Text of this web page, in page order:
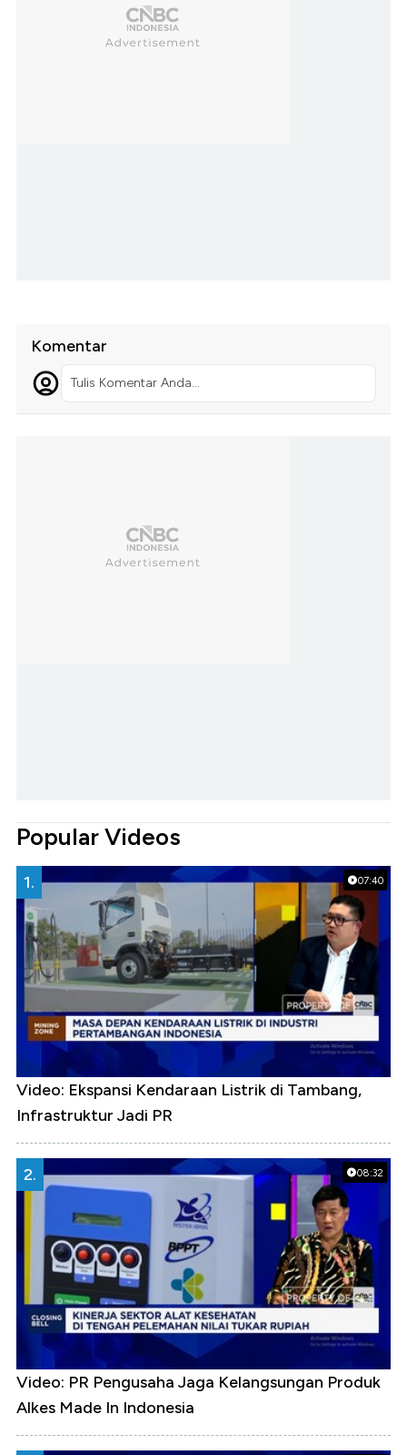
Komentar
Tulis Komentar Anda...
Popular Videos
07:40
1.
Video: Ekspansi Kendaraan Listrik di Tambang,
Infrastruktur Jadi PR
08:32
2.
Video: PR Pengusaha Jaga Kelangsungan Produk
Alkes Made In Indonesia